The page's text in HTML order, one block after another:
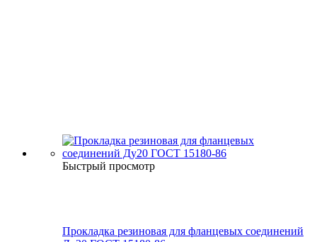
Быстрый просмотр
Прокладка резиновая для фланцевых соединений